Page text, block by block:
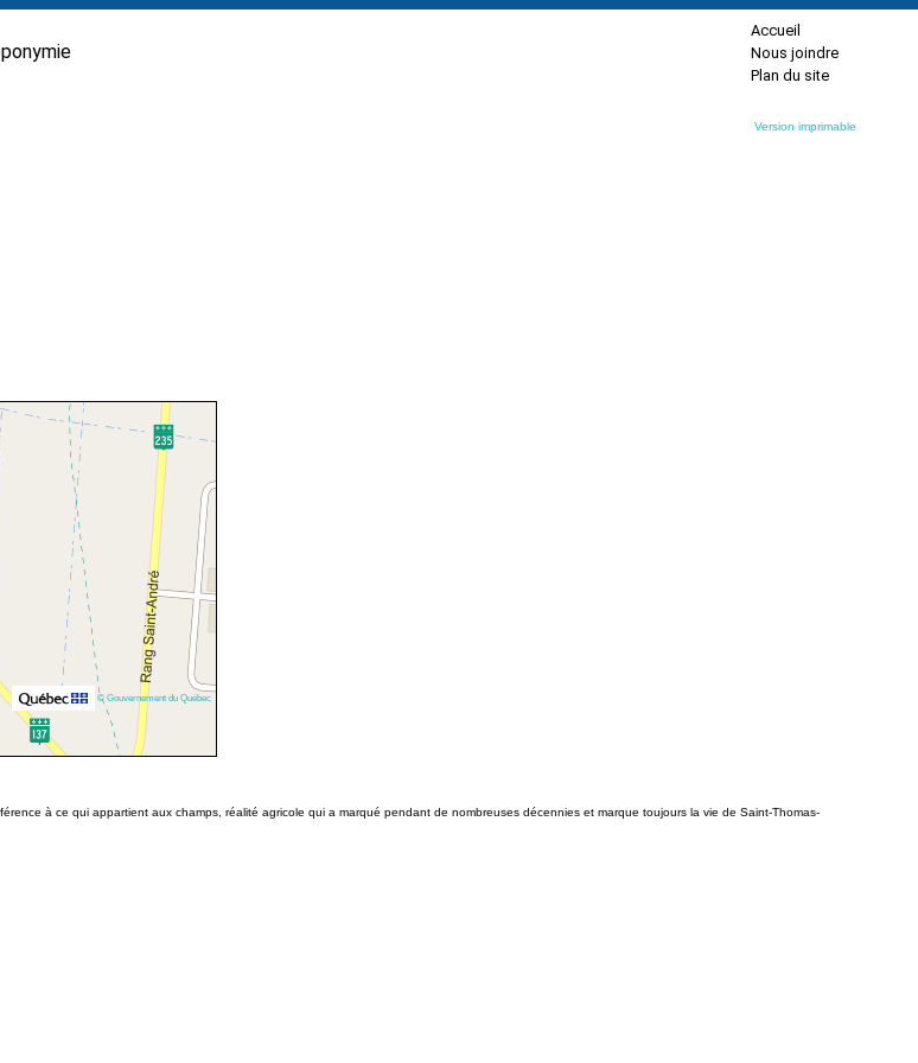
Accueil
Nous joindre
Plan du site
Version imprimable
© Gouvernement du Québec
à ce qui appartient aux champs, réalité agricole qui a marqué pendant de nombreuses décennies et marque toujours la vie de Saint-Thomas-